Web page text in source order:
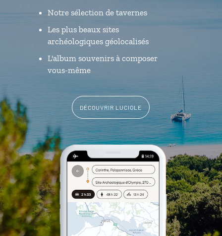
Notre sélection de tavernes
Les plus beaux sites
archéologiques géolocalisés
L'album souvenirs à composer
vous-même
DÉCOUVRIR LUCIOLE